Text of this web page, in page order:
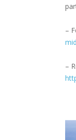
–
–